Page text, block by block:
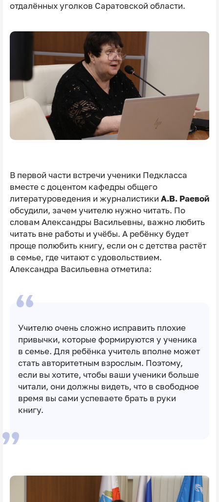
отдалённых уголков Саратовской области.
В первой части встречи ученики Педкласса
вместе с доцентом кафедры общего
литературоведения и журналистики А.В. Раевой
обсудили, зачем учителю нужно читать. По
словам Александры Васильевны, важно любить
читать вне работы и учёбы. А ребёнку будет
проще полюбить книгу, если он с детства растёт
в семье, где читают с удовольствием.
Александра Васильевна отметила:
Учителю очень сложно исправить плохие
привычки, которые формируются у ученика
в семье. Для ребёнка учитель вполне может
стать авторитетным взрослым. Поэтому,
если вы хотите, чтобы ваши ученики больше
читали, они должны видеть, что в свободное
время вы сами успеваете брать в руки
книгу.